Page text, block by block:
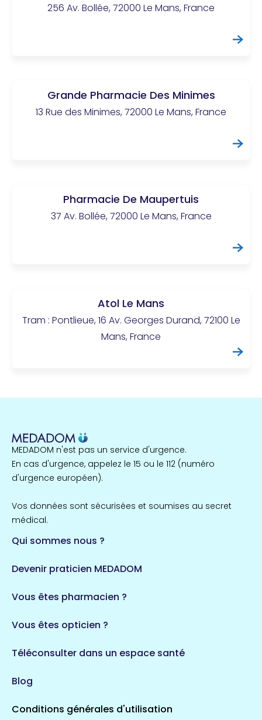
256 Av. Bollée, 72000 Le Mans, France
Grande Pharmacie Des Minimes
13 Rue des Minimes, 72000 Le Mans, France
Pharmacie De Maupertuis
37 Av. Bollée, 72000 Le Mans, France
Atol Le Mans
Tram : Pontlieue, 16 Av. Georges Durand, 72100 Le
Mans, France
MEDADOM n'est pas un service d'urgence.
En cas d'urgence, appelez le 15 ou le 112 (numéro
d'urgence européen).
Vos données sont sécurisées et soumises au secret
médical.
Qui sommes nous ?
Devenir praticien MEDADOM
Vous êtes pharmacien ?
Vous êtes opticien ?
Téléconsulter dans un espace santé
Blog
Conditions générales d'utilisation